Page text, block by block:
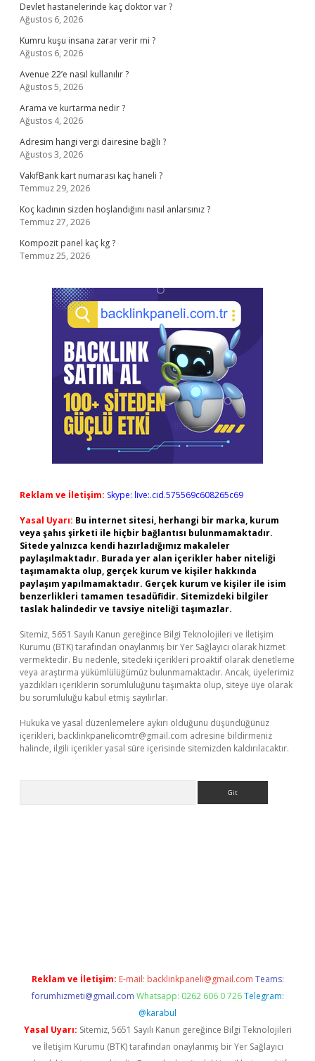
Devlet hastanelerinde kaç doktor var ?
Ağustos 6, 2026
Kumru kuşu insana zarar verir mi ?
Ağustos 6, 2026
Avenue 22’e nasıl kullanılır ?
Ağustos 5, 2026
Arama ve kurtarma nedir ?
Ağustos 4, 2026
Adresim hangi vergi dairesine bağlı ?
Ağustos 3, 2026
VakıfBank kart numarası kaç haneli ?
Temmuz 29, 2026
Koç kadının sizden hoşlandığını nasıl anlarsınız ?
Temmuz 27, 2026
Kompozit panel kaç kg ?
Temmuz 25, 2026
Reklam ve İletişim: Skype: live:.cid.575569c608265c69
Yasal Uyarı: Bu internet sitesi, herhangi bir marka, kurum
veya şahıs şirketi ile hiçbir bağlantısı bulunmamaktadır.
Sitede yalnızca kendi hazırladığımız makaleler
paylaşılmaktadır. Burada yer alan içerikler haber niteliği
taşımamakta olup, gerçek kurum ve kişiler hakkında
paylaşım yapılmamaktadır. Gerçek kurum ve kişiler ile isim
benzerlikleri tamamen tesadüfidir. Sitemizdeki bilgiler
taslak halindedir ve tavsiye niteliği taşımazlar.
Sitemiz, 5651 Sayılı Kanun gereğince Bilgi Teknolojileri ve İletişim
Kurumu (BTK) tarafından onaylanmış bir Yer Sağlayıcı olarak hizmet
vermektedir. Bu nedenle, sitedeki içerikleri proaktif olarak denetleme
veya araştırma yükümlülüğümüz bulunmamaktadır. Ancak, üyelerimiz
yazdıkları içeriklerin sorumluluğunu taşımakta olup, siteye üye olarak
bu sorumluluğu kabul etmiş sayılırlar.
Hukuka ve yasal düzenlemelere aykırı olduğunu düşündüğünüz
içerikleri, backlinkpanelicomtr@gmail.com adresine bildirmeniz
halinde, ilgili içerikler yasal süre içerisinde sitemizden kaldırılacaktır.
Reklam ve İletişim: E-mail: backlinkpaneli@gmail.com Teams:
forumhizmeti@gmail.com Whatsapp: 0262 606 0 726 Telegram:
@karabul
Yasal Uyarı: Sitemiz, 5651 Sayılı Kanun gereğince Bilgi Teknolojileri
ve İletişim Kurumu (BTK) tarafından onaylanmış bir Yer Sağlayıcı